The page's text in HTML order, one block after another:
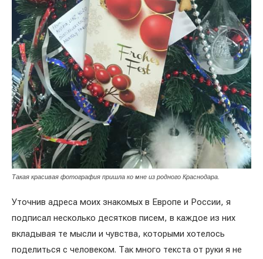
Такая красивая фотография пришла ко мне из родного Краснодара.
Уточнив адреса моих знакомых в Европе и России, я
подписал несколько десятков писем, в каждое из них
вкладывая те мысли и чувства, которыми хотелось
поделиться с человеком. Так много текста от руки я не